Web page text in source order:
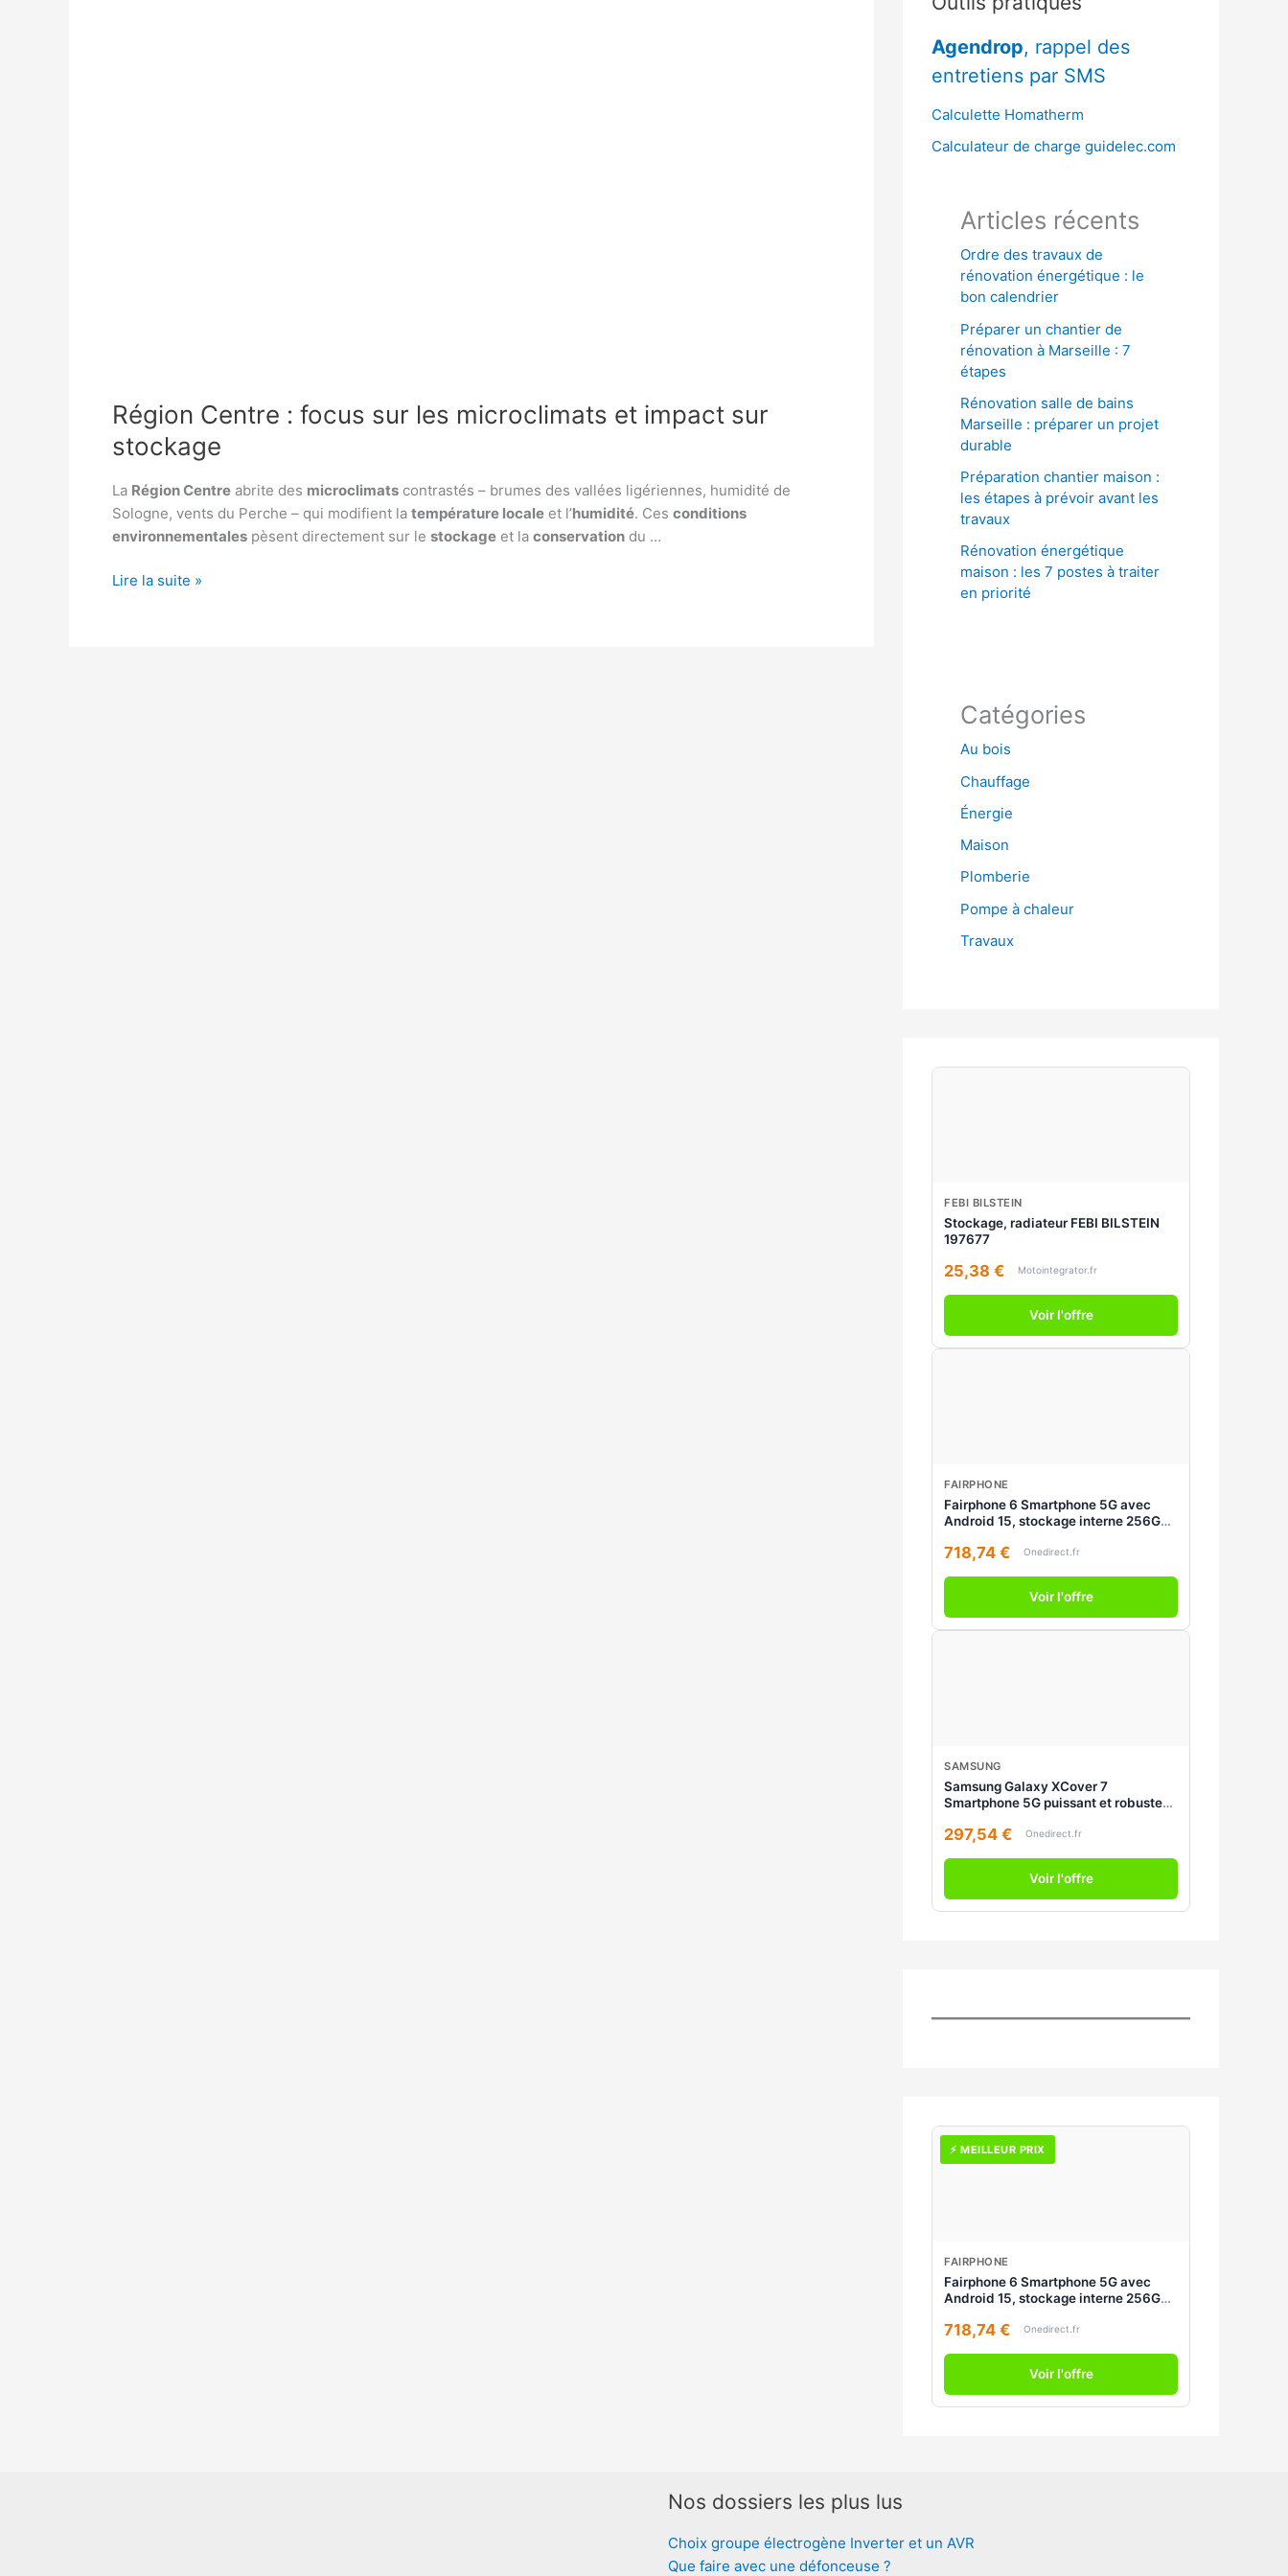
Région Centre : focus sur les microclimats et impact sur
stockage
La Région Centre abrite des microclimats contrastés – brumes des vallées ligériennes, humidité de
Sologne, vents du Perche – qui modifient la température locale et l’humidité. Ces conditions
environnementales pèsent directement sur le stockage et la conservation du …
Région
Lire la suite »
c
h
e
r
Agendrop, rappel des
entretiens par SMS
Calculette Homatherm
Calculateur de charge guidelec.com
Articles récents
Ordre des travaux de
rénovation énergétique : le
bon calendrier
Préparer un chantier de
rénovation à Marseille : 7
étapes
Rénovation salle de bains
Marseille : préparer un projet
durable
Préparation chantier maison :
les étapes à prévoir avant les
travaux
Rénovation énergétique
maison : les 7 postes à traiter
en priorité
Catégories
Au bois
Chauffage
Énergie
Maison
Plomberie
Pompe à chaleur
Travaux
FEBI BILSTEIN
Stockage, radiateur FEBI BILSTEIN
197677
25,38 € Motointegrator.fr
Voir l'offre
FAIRPHONE
Fairphone 6 Smartphone 5G avec
Android 15, stockage interne 256Go,
IP55 et mises à jour logicielles
718,74 € Onedirect.fr
Voir l'offre
SAMSUNG
Samsung Galaxy XCover 7
Smartphone 5G puissant et robuste
à tous vos besoins !
297,54 € Onedirect.fr
Voir l'offre
⚡ MEILLEUR PRIX
FAIRPHONE
Fairphone 6 Smartphone 5G avec
Android 15, stockage interne 256Go,
IP55 et mises à jour logicielles
718,74 € Onedirect.fr
Voir l'offre
Nos dossiers les plus lus
Choix groupe électrogène Inverter et un AVR
Que faire avec une défonceuse ?